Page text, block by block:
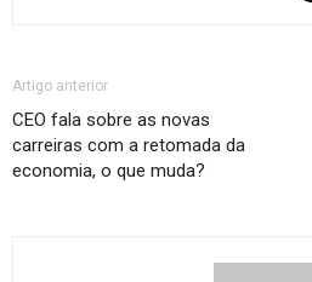
Artigo anterior
CEO fala sobre as novas
carreiras com a retomada da
economia, o que muda?